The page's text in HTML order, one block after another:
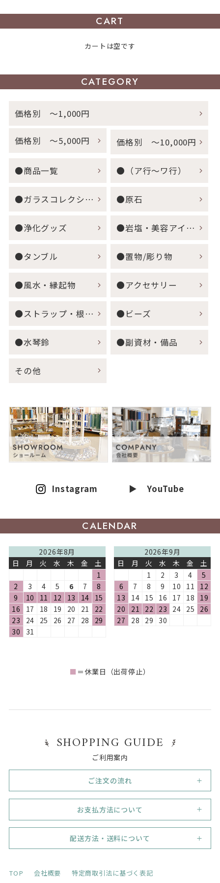
CART
カートは空です
CATEGORY
価格別 ～1,000円
価格別 ～5,000円 価格別 ～10,000円
●商品一覧 ●（ア行～ワ行）
●ガラスコレクション ●原石
●浄化グッズ ●岩塩・美容アイテム
●タンブル ●置物/彫り物
●風水・縁起物 ●アクセサリー
●ストラップ・根付・キーホルダー ●ビーズ
●水琴鈴 ●副資材・備品
その他
Instagram ▶ YouTube
CALENDAR
2026年8月
日
月 火 水 木 金
土
1
2
3 4 5 6 7
8
9
10 11 12 13 14
15
16
17 18 19 20 21
22
23
24 25 26 27 28
29
30
31
2026年9月
日
月 火 水 木 金
土
1
2 3 4
5
6
7 8 9 10 11
12
13
14 15 16 17 18
19
20
21 22 23 24 25
26
27
28 29 30
■ ＝休業日（出荷停止）
SHOPPING GUIDE
ご利用案内
ご注文の流れ
1
新規会員登録
初めてご利用のお客様は、まずは新規会員登録（無料）
を行って下さい。
かるよう、ネットショップのＵＲＬ、会社のホームペー
告を、ご登録メールアドレス宛にご連絡いたします。
お支払方法について
代金引換
代引き手数料330円（税込）。但し33,000円（税込）の
ご注文で代引き手数料無料！
銀行振り込み
※お振込み手数料は、お客さまのご負担とさせて頂きま
配送方法・送料について
TOP 会社概要 特定商取引法に基づく表記